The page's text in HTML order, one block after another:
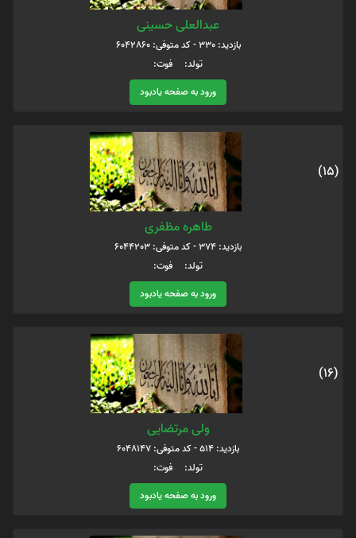
عبدالعلی حسینی
بازدید: 330 - کد متوفی: 6042860
تولد: فوت:
ورود به صفحه یادبود
(15)
طاهره مظفری
بازدید: 374 - کد متوفی: 6044203
تولد: فوت:
ورود به صفحه یادبود
(16)
ولی مرتضایی
بازدید: 514 - کد متوفی: 6048147
تولد: فوت:
ورود به صفحه یادبود